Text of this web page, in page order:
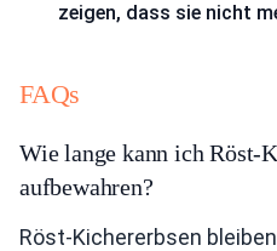
zeigen, dass sie nicht
FAQs
Wie lange kann ich Röst-
aufbewahren?
Röst-Kichererbsen